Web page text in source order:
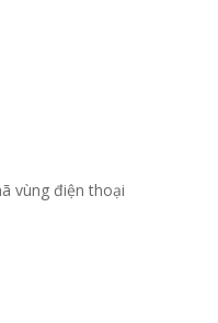
vùng điện thoại